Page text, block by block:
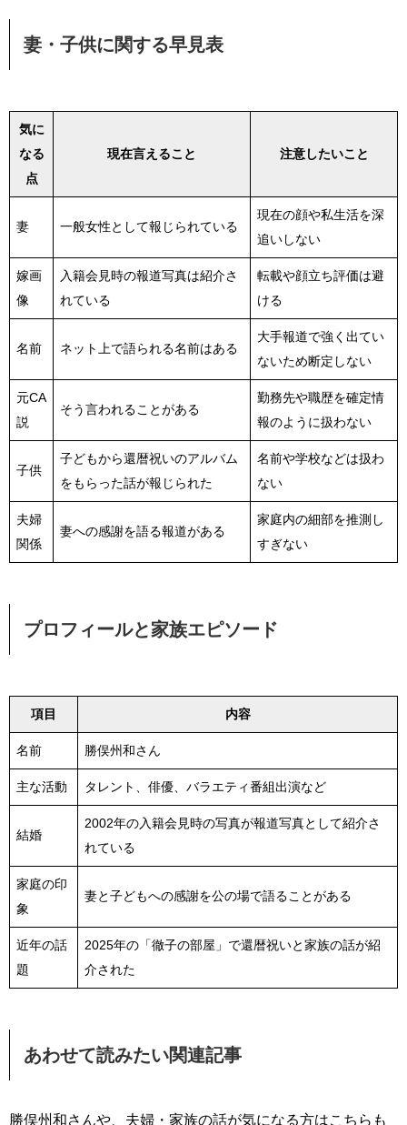
妻・子供に関する早見表
気に
なる
点
現在言えること 注意したいこと
妻 一般女性として報じられている
現在の顔や私生活を深
追いしない
嫁画
像
入籍会見時の報道写真は紹介さ
れている
転載や顔立ち評価は避
ける
名前 ネット上で語られる名前はある
大手報道で強く出てい
ないため断定しない
元CA
説
そう言われることがある
勤務先や職歴を確定情
報のように扱わない
子供
子どもから還暦祝いのアルバム
をもらった話が報じられた
名前や学校などは扱わ
ない
夫婦
関係
妻への感謝を語る報道がある
家庭内の細部を推測し
すぎない
プロフィールと家族エピソード
項目 内容
名前 勝俣州和さん
主な活動 タレント、俳優、バラエティ番組出演など
結婚
2002年の入籍会見時の写真が報道写真として紹介さ
れている
家庭の印
象
妻と子どもへの感謝を公の場で語ることがある
近年の話
題
2025年の「徹子の部屋」で還暦祝いと家族の話が紹
介された
あわせて読みたい関連記事
勝俣州和さんや、夫婦・家族の話が気になる方はこちらも